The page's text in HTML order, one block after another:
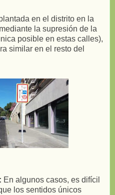
en el distrito en la
la supresión de la
posible en estas calles),
similar en el resto del
En algunos casos, es difícil
los sentidos únicos